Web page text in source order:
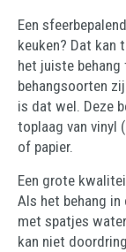
Een
keuken? Dat kan
het juiste
behangsoorten
is dat wel. Deze
toplaag van vinyl
of papier.
Een grote
Als het behang
met spatjes
kan niet